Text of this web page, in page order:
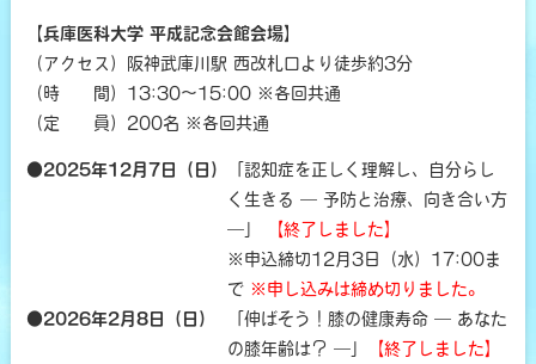
【兵庫医科大学 平成記念会館会場】
（アクセス）阪神武庫川駅 西改札口より徒歩約3分
（時 間）13:30～15:00 ※各回共通
（定 員）200名 ※各回共通
●2025年12月7日（日）
「認知症を正しく理解し、自分らし
く生きる ― 予防と治療、向き合い方
―」
【終了しました】
※申込締切12月3日（水）17:00ま
で ※申し込みは締め切りました。
●2026年2月8日（日）
「伸ばそう！膝の健康寿命 ― あなた
の膝年齢は？ ―」
【終了しました】